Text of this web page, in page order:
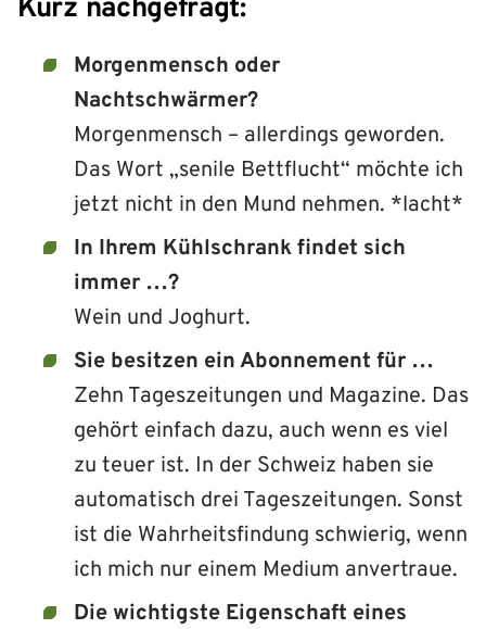
Kurz nachgefragt:
Morgenmensch oder
Nachtschwärmer?
Morgenmensch – allerdings geworden.
Das Wort „senile Bettflucht“ möchte ich
jetzt nicht in den Mund nehmen. *lacht*
In Ihrem Kühlschrank findet sich
immer …?
Wein und Joghurt.
Sie besitzen ein Abonnement für …
Zehn Tageszeitungen und Magazine. Das
gehört einfach dazu, auch wenn es viel
zu teuer ist. In der Schweiz haben sie
automatisch drei Tageszeitungen. Sonst
ist die Wahrheitsfindung schwierig, wenn
ich mich nur einem Medium anvertraue.
Die wichtigste Eigenschaft eines